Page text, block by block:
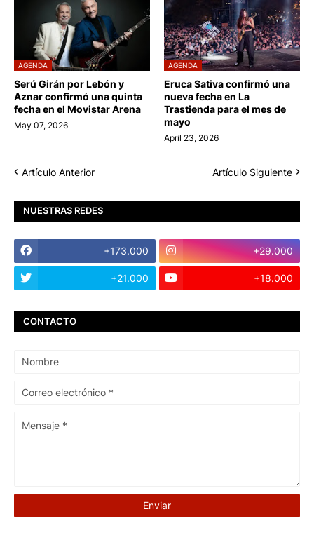
AGENDA
Serú Girán por Lebón y
Aznar confirmó una quinta
fecha en el Movistar Arena
May 07, 2026
AGENDA
Eruca Sativa confirmó una
nueva fecha en La
Trastienda para el mes de
mayo
April 23, 2026
Artículo Anterior Artículo Siguiente
NUESTRAS REDES
+173.000 +29.000
+21.000 +18.000
CONTACTO